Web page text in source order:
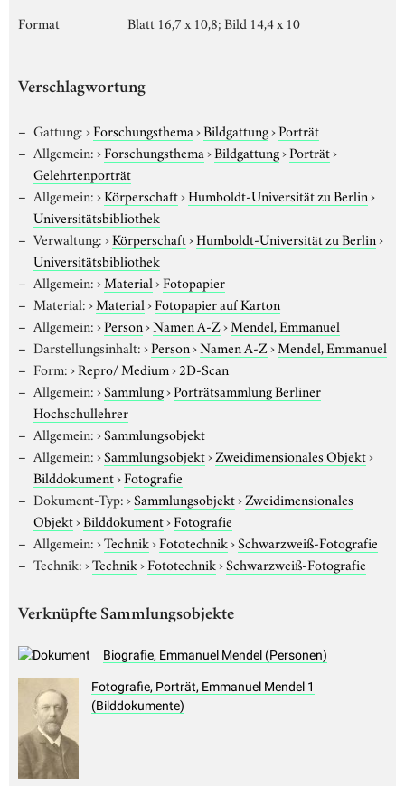
Format
Blatt 16,7 x 10,8; Bild 14,4 x 10
Verschlagwortung
Gattung:›Forschungsthema›Bildgattung›Porträt
Allgemein:›Forschungsthema›Bildgattung›Porträt›
Gelehrtenporträt
Allgemein:›Körperschaft›Humboldt-Universität zu Berlin›
Universitätsbibliothek
Verwaltung:›Körperschaft›Humboldt-Universität zu Berlin›
Universitätsbibliothek
Allgemein:›Material›Fotopapier
Material:›Material›Fotopapier auf Karton
Allgemein:›Person›Namen A-Z›Mendel, Emmanuel
Darstellungsinhalt:›Person›Namen A-Z›Mendel, Emmanuel
Form:›Repro/ Medium›2D-Scan
Allgemein:›Sammlung›Porträtsammlung Berliner
Hochschullehrer
Allgemein:›Sammlungsobjekt
Allgemein:›Sammlungsobjekt›Zweidimensionales Objekt›
Bilddokument›Fotografie
Dokument-Typ:›Sammlungsobjekt›Zweidimensionales
Objekt›Bilddokument›Fotografie
Allgemein:›Technik›Fototechnik›Schwarzweiß-Fotografie
Technik:›Technik›Fototechnik›Schwarzweiß-Fotografie
Verknüpfte Sammlungsobjekte
Biografie, Emmanuel Mendel (Personen)
Fotografie, Porträt, Emmanuel Mendel 1
(Bilddokumente)